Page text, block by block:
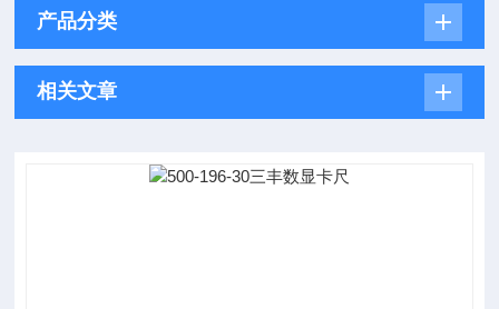
产品分类
相关文章